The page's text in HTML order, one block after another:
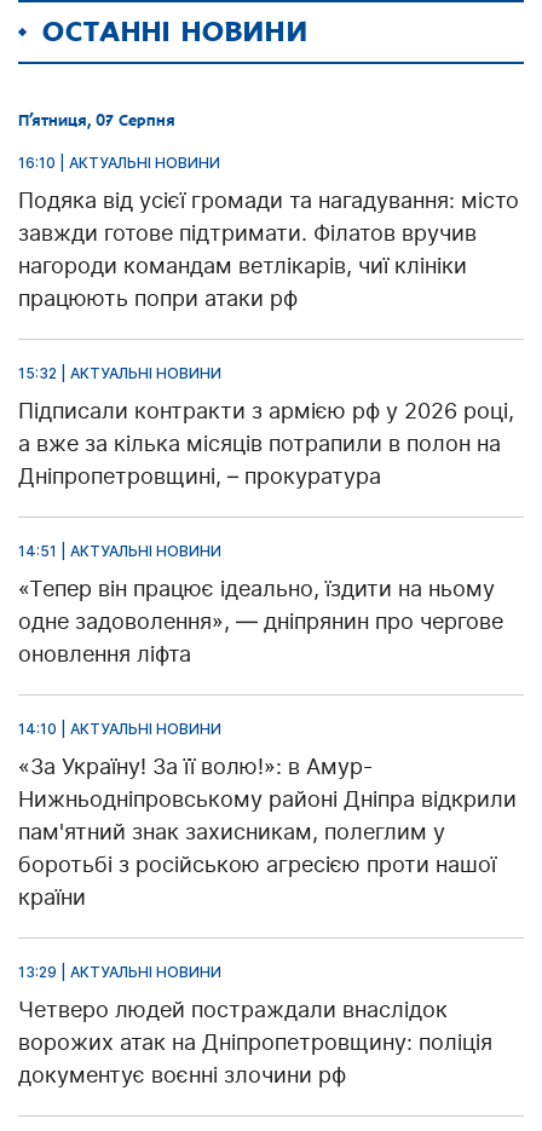
ОСТАННІ НОВИНИ
П’ятниця, 07 Серпня
16:10 | АКТУАЛЬНІ НОВИНИ
Подяка від усієї громади та нагадування: місто
завжди готове підтримати. Філатов вручив
нагороди командам ветлікарів, чиї клініки
працюють попри атаки рф
15:32 | АКТУАЛЬНІ НОВИНИ
Підписали контракти з армією рф у 2026 році,
а вже за кілька місяців потрапили в полон на
Дніпропетровщині, – прокуратура
14:51 | АКТУАЛЬНІ НОВИНИ
«Тепер він працює ідеально, їздити на ньому
одне задоволення», — дніпрянин про чергове
оновлення ліфта
14:10 | АКТУАЛЬНІ НОВИНИ
«За Україну! За її волю!»: в Амур-
Нижньодніпровському районі Дніпра відкрили
пам'ятний знак захисникам, полеглим у
боротьбі з російською агресією проти нашої
країни
13:29 | АКТУАЛЬНІ НОВИНИ
Четверо людей постраждали внаслідок
ворожих атак на Дніпропетровщину: поліція
документує воєнні злочини рф